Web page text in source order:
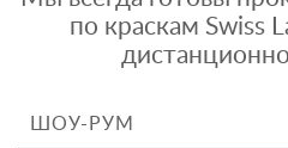
по краскам Swiss
ШОУ-РУМ